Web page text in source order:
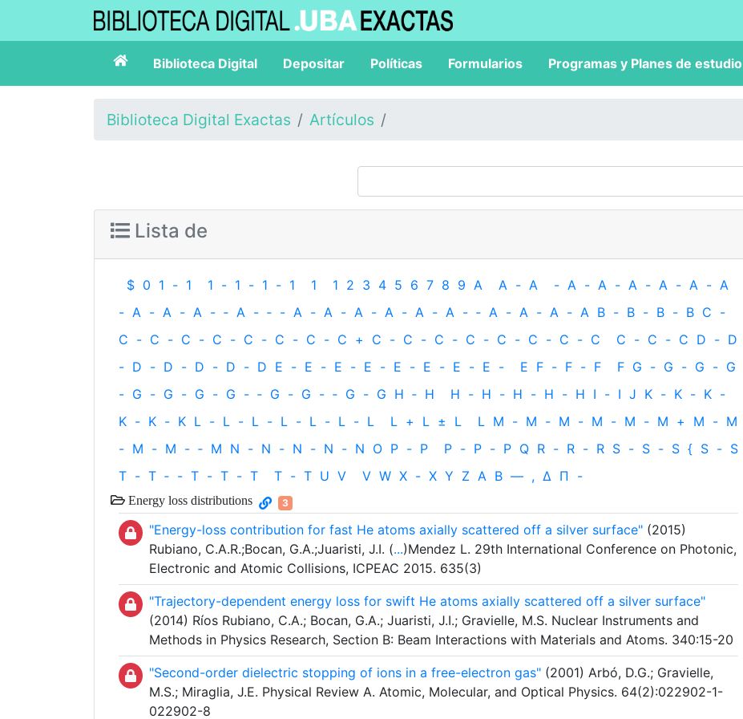
Biblioteca Digital Depositar Políticas Formularios Programas y Planes de estudio
Biblioteca Digital Exactas Artículos
Lista de
$ 0 1 - 1 1 - 1 - 1 - 1 1 1 2 3 4 5 6 7 8 9 A A - A - A - A - A - A - A - A
- A - A - A - ‐ A - ‐ - A - A - A - A - A - A - ‐ A - A - A - A B - B - B - B C -
C - C - C - C - C - C - C - C + C - C - C - C - C - C - C - C C - C - C D - D
- D - D - D - D - D E - E - E - E - E - E - E - E - E F - F - F F G - G - G - G
- G - G - G - G - ‐ G - G - ‐ G - G H ‐ H H - H - H - H - H I - I J K - K - K -
K - K - K L - L - L - L - L - L - L L + L ± L L M - M - M - M - M - M + M - M
- M - M - ‐ M N - N - N - N - N O P - P P - P - P Q R - R - R S - S - S { S - S
T - T ‐ - T - T - T T - T U V V W X - X Y Z Α Β — , Δ Π -
Energy loss distributions 3
"Energy-loss contribution for fast He atoms axially scattered off a silver surface" (2015)
Rubiano, C.A.R.;Bocan, G.A.;Juaristi, J.I. (...)Mendez L. 29th International Conference on Photonic,
Electronic and Atomic Collisions, ICPEAC 2015. 635(3)
"Trajectory-dependent energy loss for swift He atoms axially scattered off a silver surface"
(2014) Ríos Rubiano, C.A.; Bocan, G.A.; Juaristi, J.I.; Gravielle, M.S. Nuclear Instruments and
Methods in Physics Research, Section B: Beam Interactions with Materials and Atoms. 340:15-20
"Second-order dielectric stopping of ions in a free-electron gas" (2001) Arbó, D.G.; Gravielle,
M.S.; Miraglia, J.E. Physical Review A. Atomic, Molecular, and Optical Physics. 64(2):022902-1-
022902-8